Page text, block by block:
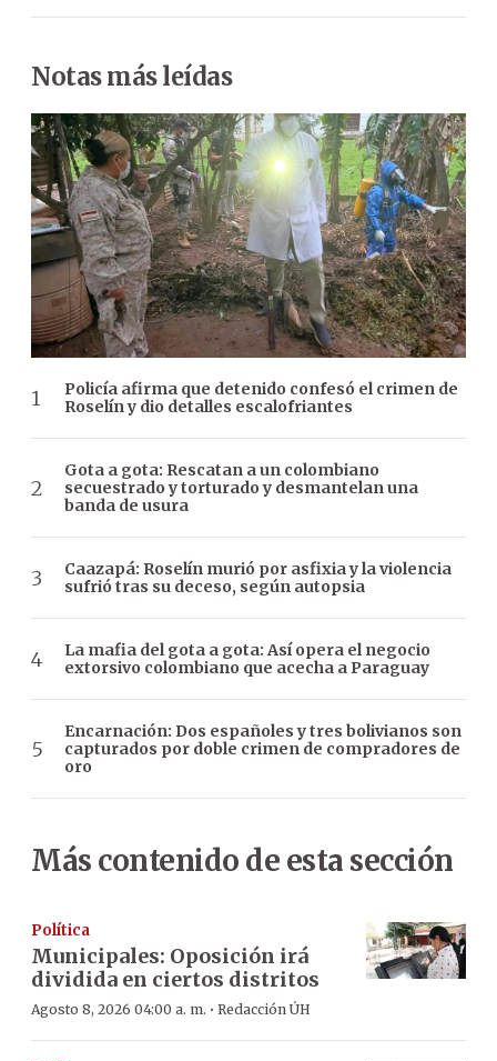
Notas más leídas
Policía afirma que detenido confesó el crimen de
Roselín y dio detalles escalofriantes
Gota a gota: Rescatan a un colombiano
secuestrado y torturado y desmantelan una
banda de usura
Caazapá: Roselín murió por asfixia y la violencia
sufrió tras su deceso, según autopsia
La mafia del gota a gota: Así opera el negocio
extorsivo colombiano que acecha a Paraguay
Encarnación: Dos españoles y tres bolivianos son
capturados por doble crimen de compradores de
oro
Más contenido de esta sección
Política
Municipales: Oposición irá
dividida en ciertos distritos
Agosto 8, 2026 04:00 a. m. · Redacción ÚH